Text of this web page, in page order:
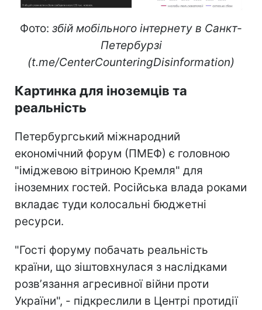
Фото: збій мобільного інтернету в Санкт-
Петербурзі
(t.me/CenterCounteringDisinformation)
Картинка для іноземців та
реальність
Петербургський міжнародний
економічний форум (ПМЕФ) є головною
"іміджевою вітриною Кремля" для
іноземних гостей. Російська влада роками
вкладає туди колосальні бюджетні
ресурси.
"Гості форуму побачать реальність
країни, що зіштовхнулася з наслідками
розвʼязання агресивної війни проти
України", - підкреслили в Центрі протидії